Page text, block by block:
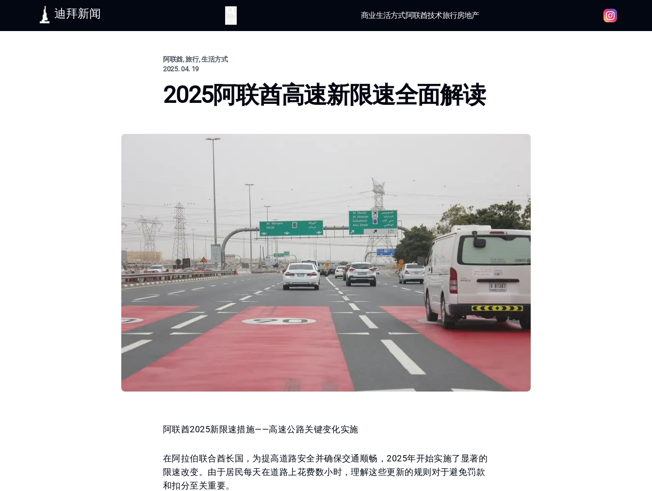
迪拜新闻 商业生活方式阿联酋技术旅行房地产
阿联酋, 旅行, 生活方式
2025. 04. 19
2025阿联酋高速新限速全面解读
阿联酋2025新限速措施——高速公路关键变化实施
在阿拉伯联合酋长国，为提高道路安全并确保交通顺畅，2025年开始实施了显著的
限速改变。由于居民每天在道路上花费数小时，理解这些更新的规则对于避免罚款
和扣分至关重要。